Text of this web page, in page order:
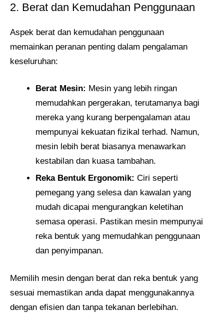
2. Berat dan Kemudahan Penggunaan
Aspek berat dan kemudahan penggunaan
memainkan peranan penting dalam pengalaman
keseluruhan:
Berat Mesin: Mesin yang lebih ringan
memudahkan pergerakan, terutamanya bagi
mereka yang kurang berpengalaman atau
mempunyai kekuatan fizikal terhad. Namun,
mesin lebih berat biasanya menawarkan
kestabilan dan kuasa tambahan.
Reka Bentuk Ergonomik: Ciri seperti
pemegang yang selesa dan kawalan yang
mudah dicapai mengurangkan keletihan
semasa operasi. Pastikan mesin mempunyai
reka bentuk yang memudahkan penggunaan
dan penyimpanan.
Memilih mesin dengan berat dan reka bentuk yang
sesuai memastikan anda dapat menggunakannya
dengan efisien dan tanpa tekanan berlebihan.